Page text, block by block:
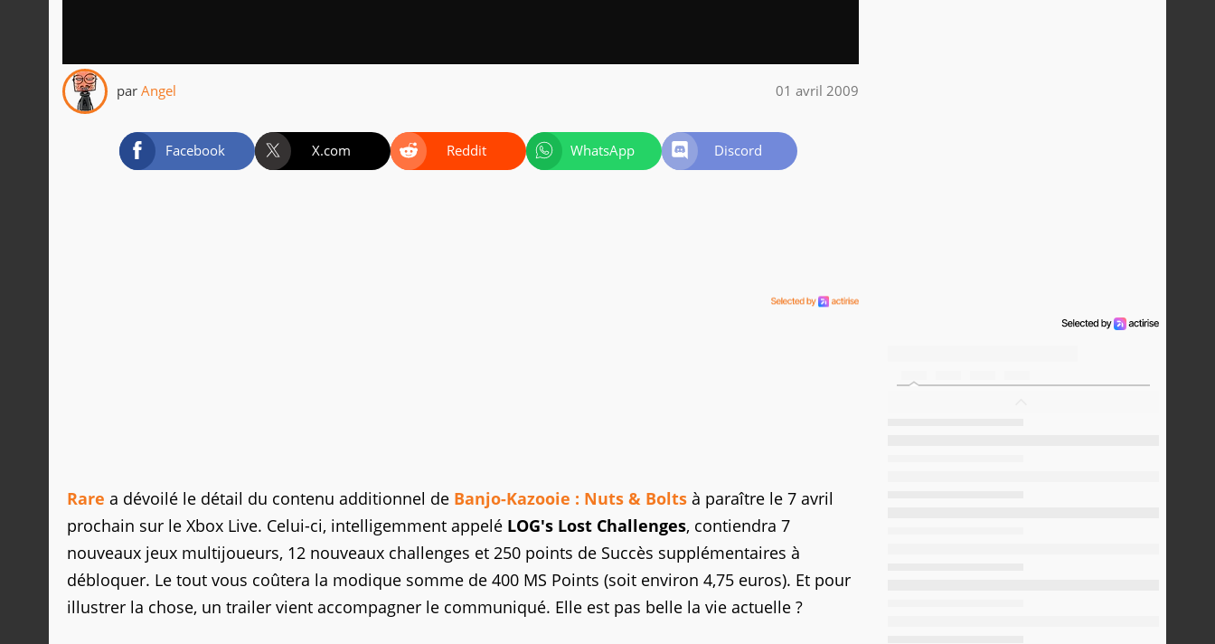
par Angel 01 avril 2009
Facebook X.com Reddit WhatsApp Discord
Rare a dévoilé le détail du contenu additionnel de Banjo-Kazooie : Nuts & Bolts à paraître le 7 avril
prochain sur le Xbox Live. Celui-ci, intelligemment appelé LOG's Lost Challenges, contiendra 7
nouveaux jeux multijoueurs, 12 nouveaux challenges et 250 points de Succès supplémentaires à
débloquer. Le tout vous coûtera la modique somme de 400 MS Points (soit environ 4,75 euros). Et pour
illustrer la chose, un trailer vient accompagner le communiqué. Elle est pas belle la vie actuelle ?